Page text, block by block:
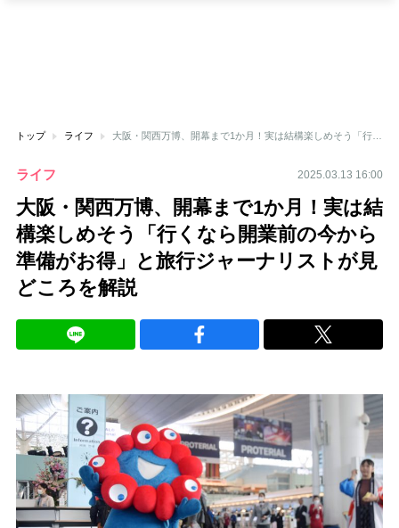
トップ ライフ 大阪・関西万博、開幕まで1か月！実は結構楽しめそう「行くなら開業前の今から準備がお得」と旅行ジャーナリストが見どころを解説
ライフ 2025.03.13 16:00
大阪・関西万博、開幕まで1か月！実は結
構楽しめそう「行くなら開業前の今から
準備がお得」と旅行ジャーナリストが見
どころを解説